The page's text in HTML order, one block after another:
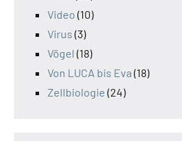
Video (10)
Virus (3)
Vögel (18)
Von LUCA bis Eva (18)
Zellbiologie (24)